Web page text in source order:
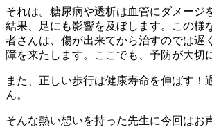
それは。糖尿病や透析は血管にダメージ
結果、足にも影響を及ぼします。この様
者さんは、傷が出来てから治すのでは遅
障を来たします。ここでも、予防が大切
また、正しい歩行は健康寿命を伸ばす！
ん。
そんな熱い想いを持った先生に今回はお